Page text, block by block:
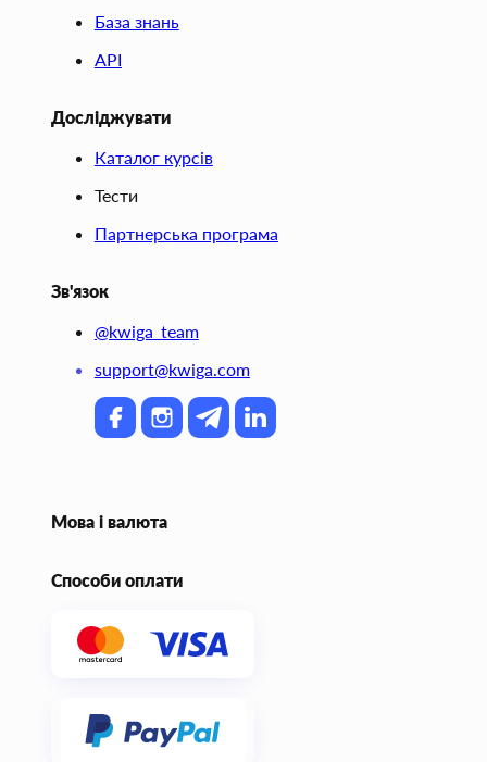
База знань
API
Досліджувати
Каталог курсів
Тести
Партнерська програма
Зв'язок
@kwiga_team
support@kwiga.com
Мова і валюта
Способи оплати